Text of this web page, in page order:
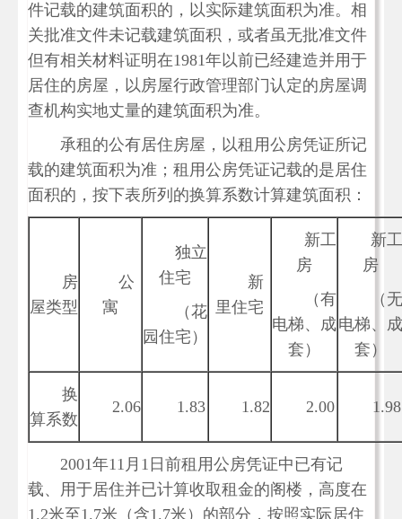
件记载的建筑面积的，以实际建筑面积为准。相
关批准文件未记载建筑面积，或者虽无批准文件
但有相关材料证明在1981年以前已经建造并用于
居住的房屋，以房屋行政管理部门认定的房屋调
查机构实地丈量的建筑面积为准。
承租的公有居住房屋，以租用公房凭证所记
载的建筑面积为准；租用公房凭证记载的是居住
面积的，按下表所列的换算系数计算建筑面积：
房
屋类型
公
寓
独立
住宅
（花
园住宅）
新
里住宅
新工
房
（有
电梯、成
套）
新工
房
（无
电梯、成
套）
换
算系数
2.06 1.83 1.82 2.00 1.98
2001年11月1日前租用公房凭证中已有记
载、用于居住并已计算收取租金的阁楼，高度在
1.2米至1.7米（含1.7米）的部分，按照实际居住